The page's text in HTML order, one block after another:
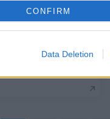
CONFIRM
Data Deletion
αναμονή